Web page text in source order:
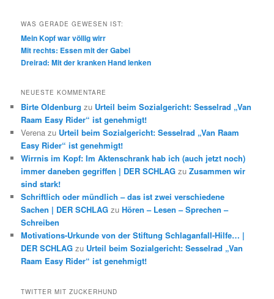
WAS GERADE GEWESEN IST:
Mein Kopf war völlig wirr
Mit rechts: Essen mit der Gabel
Dreirad: Mit der kranken Hand lenken
NEUESTE KOMMENTARE
Birte Oldenburg zu Urteil beim Sozialgericht: Sesselrad „Van
Raam Easy Rider“ ist genehmigt!
Verena zu Urteil beim Sozialgericht: Sesselrad „Van Raam
Easy Rider“ ist genehmigt!
Wirrnis im Kopf: Im Aktenschrank hab ich (auch jetzt noch)
immer daneben gegriffen | DER SCHLAG zuZusammen wir
sind stark!
Schriftlich oder mündlich – das ist zwei verschiedene
Sachen | DER SCHLAG zuHören – Lesen – Sprechen –
Schreiben
Motivations-Urkunde von der Stiftung Schlaganfall-Hilfe… |
DER SCHLAG zu Urteil beim Sozialgericht: Sesselrad „Van
Raam Easy Rider“ ist genehmigt!
TWITTER MIT ZUCKERHUND